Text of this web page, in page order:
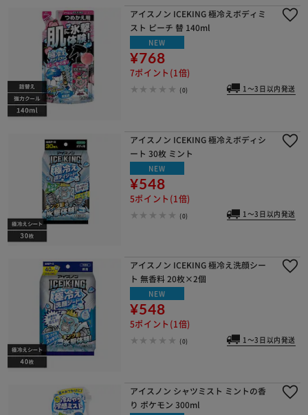
アイスノン ICEKING 極冷えボディミ
スト ピーチ 替 140ml
NEW
¥768
7ポイント(1倍)
(0) 1～3日以内発送
アイスノン ICEKING 極冷えボディシ
ート 30枚 ミント
NEW
¥548
5ポイント(1倍)
(0) 1～3日以内発送
アイスノン ICEKING 極冷え洗顔シー
ト 無香料 20枚×2個
NEW
¥548
5ポイント(1倍)
(0) 1～3日以内発送
アイスノン シャツミスト ミントの香
り ポケモン 300ml